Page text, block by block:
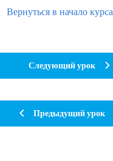
Предыдущий урок
Вернуться в начало курса
Следующий урок